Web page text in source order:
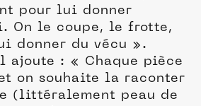
pour lui donner
On le coupe, le frotte,
donner du vécu ».
ajoute : « Chaque pièce
on souhaite la raconter
(littéralement peau de